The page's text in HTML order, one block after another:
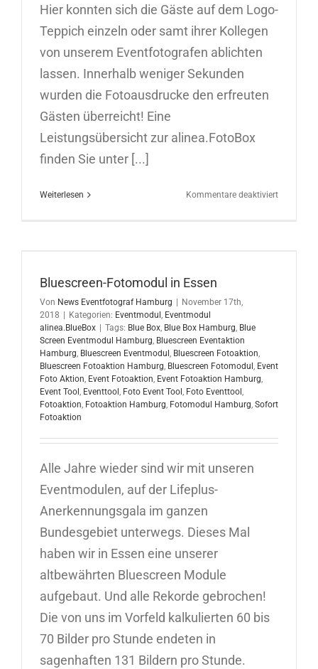
Hier konnten sich die Gäste auf dem Logo-
Teppich einzeln oder samt ihrer Kollegen
von unserem Eventfotografen ablichten
lassen. Innerhalb weniger Sekunden
wurden die Fotoausdrucke den erfreuten
Gästen überreicht! Eine
Leistungsübersicht zur alinea.FotoBox
finden Sie unter [...]
Weiterlesen Kommentare deaktiviertfür
Bluescreen-Fotomodul in Essen
Von News Eventfotograf Hamburg
November 17th,
2018
Kategorien: Eventmodul , Eventmodul
alinea.BlueBox
Tags: Blue Box, Blue Box Hamburg, Blue
Screen Eventmodul Hamburg, Bluescreen Eventaktion
Hamburg, Bluescreen Eventmodul , Bluescreen Fotoaktion,
Bluescreen Fotoaktion Hamburg, Bluescreen Fotomodul , Event
Foto Aktion, Event Fotoaktion, Event Fotoaktion Hamburg,
Event Tool , Eventtool , Foto Event Tool , Foto Eventtool ,
Fotoaktion, Fotoaktion Hamburg, Fotomodul Hamburg, Sofort
Fotoaktion
Alle Jahre wieder sind wir mit unseren
Eventmodulen, auf der Lifeplus-
Anerkennungsgala im ganzen
Bundesgebiet unterwegs. Dieses Mal
haben wir in Essen eine unserer
altbewährten Bluescreen Module
aufgebaut. Und alle Rekorde gebrochen!
Die von uns im Vorfeld kalkulierten 60 bis
70 Bilder pro Stunde endeten in
sagenhaften 131 Bildern pro Stunde.